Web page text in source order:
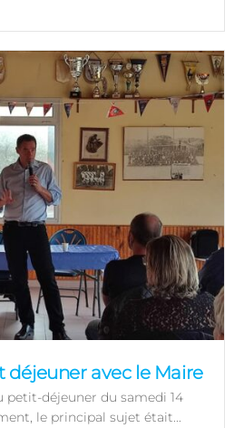
déjeuner avec le Maire
petit-déjeuner du samedi 14
le principal sujet était...